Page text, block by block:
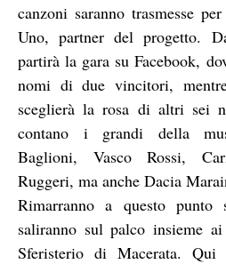
canzoni saranno trasmesse
Uno, partner del progetto.
partirà la gara su Facebook,
nomi di due vincitori,
sceglierà la rosa di altri sei
contano i grandi della
Baglioni, Vasco Rossi,
Ruggeri, ma anche Dacia
Rimarranno a questo
saliranno sul palco insieme
Sferisterio di Macerata.